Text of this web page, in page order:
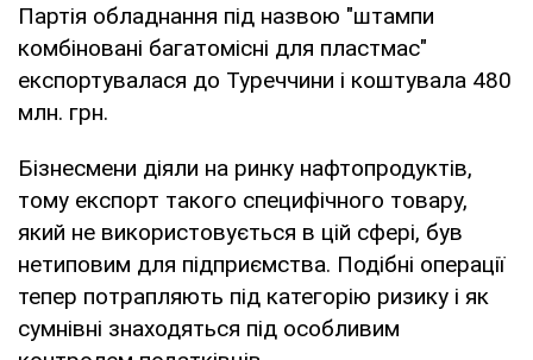
Партія обладнання під назвою "штампи
комбіновані багатомісні для пластмас"
експортувалася до Туреччини і коштувала 480
млн. грн.
Бізнесмени діяли на ринку нафтопродуктів,
тому експорт такого специфічного товару,
який не використовується в цій сфері, був
нетиповим для підприємства. Подібні операції
тепер потрапляють під категорію ризику і як
сумнівні знаходяться під особливим